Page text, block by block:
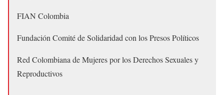
FIAN Colombia
Fundación Comité de Solidaridad con los Presos Políticos
Red Colombiana de Mujeres por los Derechos Sexuales y
Reproductivos